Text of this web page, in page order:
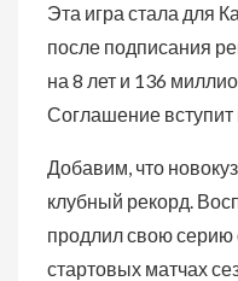
Эта игра стала для
после подписания
на 8 лет и 136
Соглашение вступит
Добавим, что
клубный рекорд.
продлил свою
стартовых матчах